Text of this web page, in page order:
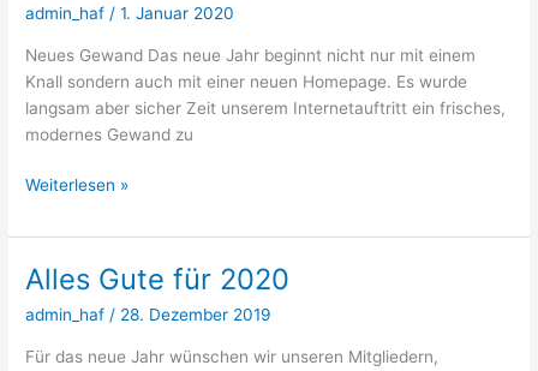
e.V.
admin_haf /1. Januar 2020
Neues Gewand Das neue Jahr beginnt nicht nur mit einem
Knall sondern auch mit einer neuen Homepage. Es wurde
langsam aber sicher Zeit unserem Internetauftritt ein frisches,
modernes Gewand zu
Neues
Weiterlesen »
Alles Gute für 2020
admin_haf / 28. Dezember 2019
Für das neue Jahr wünschen wir unseren Mitgliedern,